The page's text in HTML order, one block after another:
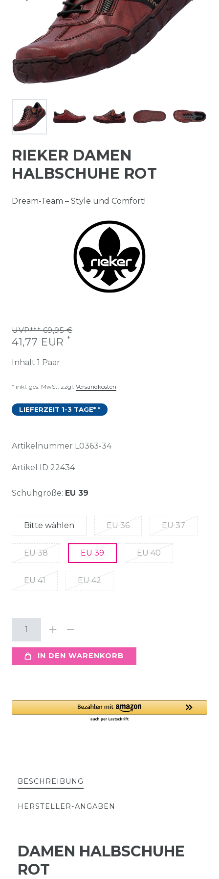
RIEKER DAMEN
HALBSCHUHE ROT
Dream-Team – Style und Comfort!
UVP*** 69,95 €
41,77 EUR *
Inhalt 1 Paar
* inkl. ges. MwSt. zzgl. Versandkosten
LIEFERZEIT 1-3 TAGE* *
Artikelnummer L0363-34
Artikel ID 22434
Schuhgröße: EU 39
Bitte wählen EU 36 EU 37
EU 38 EU 39 EU 40
EU 41 EU 42
IN DEN WARENKORB
BESCHREIBUNG
HERSTELLER-ANGABEN
DAMEN HALBSCHUHE
ROT